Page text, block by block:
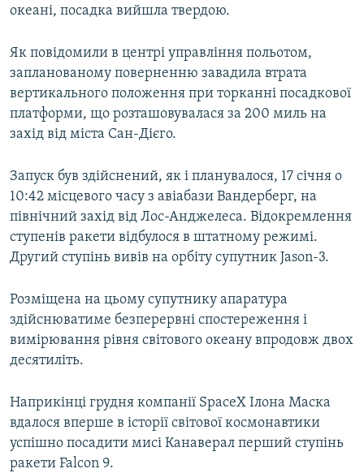
Усі сайти RFE/RL
океані, посадка вийшла твердою.
Як повідомили в центрі управління польотом,
запланованому поверненню завадила втрата
вертикального положення при торканні посадкової
платформи, що розташовувалася за 200 миль на
захід від міста Сан-Дієго.
Запуск був здійснений, як і планувалося, 17 січня о
10:42 місцевого часу з авіабази Вандерберг, на
північний захід від Лос-Анджелеса. Відокремлення
ступенів ракети відбулося в штатному режимі.
Другий ступінь вивів на орбіту супутник Jason-3.
Розміщена на цьому супутнику апаратура
здійснюватиме безперервні спостереження і
вимірювання рівня світового океану впродовж двох
десятиліть.
Наприкінці грудня компанії SpaceX Ілона Маска
вдалося вперше в історії світової космонавтики
успішно посадити мисі Канаверал перший ступінь
ракети Falcon 9.